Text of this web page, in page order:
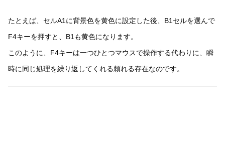
たとえば、セルA1に背景色を黄色に設定した後、B1セルを選んで
F4キーを押すと、B1も黄色になります。
このように、F4キーは一つひとつマウスで操作する代わりに、瞬
時に同じ処理を繰り返してくれる頼れる存在なのです。